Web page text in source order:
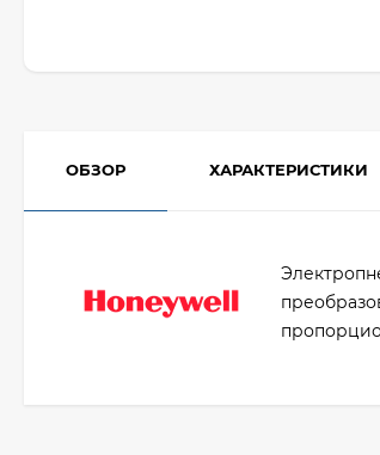
ОБЗОР ХАРАКТЕРИСТИКИ